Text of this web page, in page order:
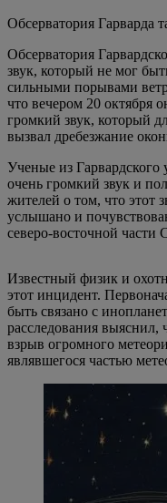
Обсерватория Гарварда
Обсерватория
звук, который не мог
сильными порывами
что вечером 20 октября
громкий звук, который
вызвал дребезжание
Ученые из Гарвардского
очень громкий звук и
жителей о том, что этот
услышано и
северо-восточной
Известный физик и
этот инцидент.
быть связано с
расследования выяснил,
взрыв огромного
являвшегося частью